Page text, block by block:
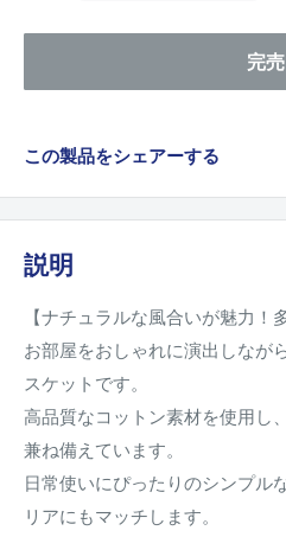
完売
この製品をシェアーする
説明
【ナチュラルな風合いが魅力！
お部屋をおしゃれに演出しなが
スケットです。
高品質なコットン素材を使用し
兼ね備えています。
日常使いにぴったりのシンプル
リアにもマッチします。